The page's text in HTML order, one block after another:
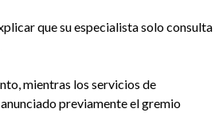
que su especialista solo consulta
mientras los servicios de
previamente el gremio